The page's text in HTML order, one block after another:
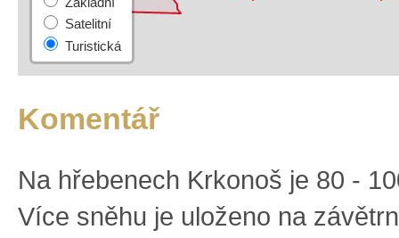
Komentář
Na hřebenech Krkonoš je 80 -
Více sněhu je uloženo na